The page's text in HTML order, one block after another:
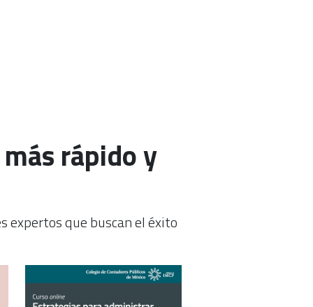
rápido y
expertos que buscan el éxito